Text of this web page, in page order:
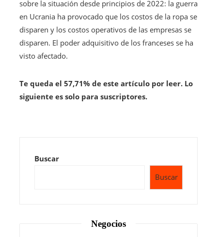
sobre la situación desde principios de 2022: la guerra
en Ucrania ha provocado que los costos de la ropa se
disparen y los costos operativos de las empresas se
disparen. El poder adquisitivo de los franceses se ha
visto afectado.
Te queda el 57,71% de este artículo por leer. Lo
siguiente es solo para suscriptores.
Buscar
Buscar
Negocios